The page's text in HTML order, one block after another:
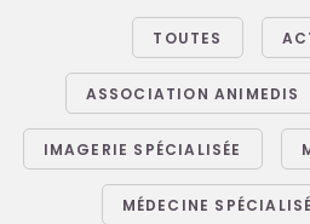
TOUTES
ASSOCIATION ANIMEDIS
IMAGERIE SPÉCIALISÉE
MÉDECINE